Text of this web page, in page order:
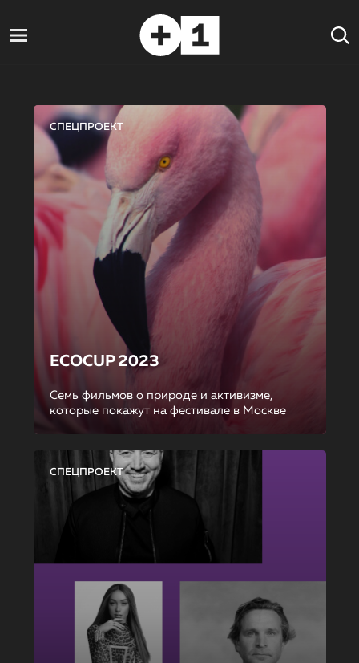
СПЕЦПРОЕКТ
ECOCUP 2023
Семь фильмов о природе и активизме,
которые покажут на фестивале в Москве
СПЕЦПРОЕКТ